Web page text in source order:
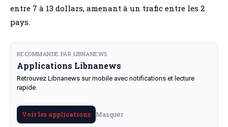
entre 7 à 13 dollars, amenant à un trafic entre les 2
pays.
RECOMMANDE PAR LIBNANEWS
Applications Libnanews
Retrouvez Libnanews sur mobile avec notifications et lecture
rapide.
Voir les applications Masquer